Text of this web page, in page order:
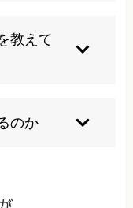
門科への紹介を
段階では判断が
教えて
のを、医師と相
ださい。間違っ
のか
ッサージは逆効
手技による施術